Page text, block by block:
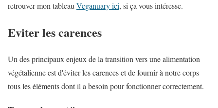
retrouver mon tableauVeganuary ici, si ça vous intéresse.
Eviter les carences
Un des principaux enjeux de la transition vers une alimentation
végétalienne est d'éviter les carences et de fournir à notre corps
tous les éléments dont il a besoin pour fonctionner correctement.